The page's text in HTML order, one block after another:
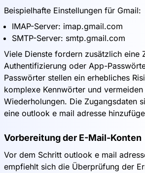
Beispielhafte Einstellungen für Gmail:
IMAP-Server: imap.gmail.com
SMTP-Server: smtp.gmail.com
Viele Dienste fordern zusätzlich eine
Authentifizierung oder App-
Passwörter stellen ein erhebliches
komplexe Kennwörter und vermeiden
Wiederholungen. Die Zugangsdaten
eine outlook e mail adresse
Vorbereitung der E-Mail-Konten
Vor dem Schritt outlook e mail
empfiehlt sich die Überprüfung der